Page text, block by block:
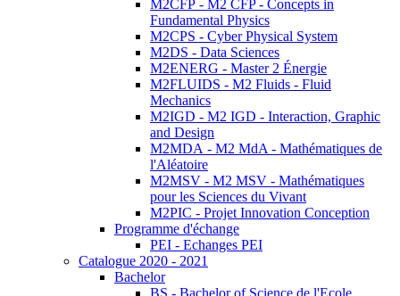
M2CFP - M2 CFP - Concepts in
Fundamental Physics
M2CPS - Cyber Physical System
M2DS - Data Sciences
M2ENERG - Master 2 Énergie
M2FLUIDS - M2 Fluids - Fluid
Mechanics
M2IGD - M2 IGD - Interaction, Graphic
and Design
M2MDA - M2 MdA - Mathématiques de
l'Aléatoire
M2MSV - M2 MSV - Mathématiques
pour les Sciences du Vivant
M2PIC - Projet Innovation Conception
Programme d'échange
PEI - Echanges PEI
Catalogue 2020 - 2021
Bachelor
BS - Bachelor of Science de l'Ecole